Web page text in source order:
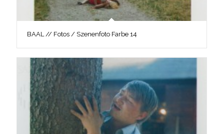
BAAL // Fotos / Szenenfoto Farbe 14